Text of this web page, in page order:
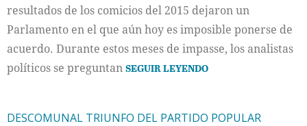
resultados de los comicios del 2015 dejaron un
Parlamento en el que aún hoy es imposible ponerse de
acuerdo. Durante estos meses de impasse, los analistas
políticos se preguntanSEGUIR LEYENDO
DESCOMUNAL TRIUNFO DEL PARTIDO POPULAR